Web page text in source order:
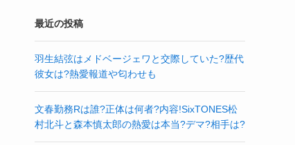
最近の投稿
羽生結弦はメドベージェワと交際していた?歴代
彼女は?熱愛報道や匂わせも
文春勤務Rは誰?正体は何者?内容!SixTONES松
村北斗と森本慎太郎の熱愛は本当?デマ?相手は?